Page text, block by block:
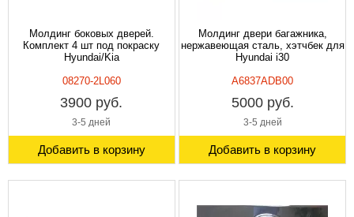
Молдинг боковых дверей.
Комплект 4 шт под покраску
Hyundai/Kia
08270-2L060
3900 руб.
3-5 дней
Добавить в корзину
Молдинг двери багажника,
нержавеющая сталь, хэтчбек для
Hyundai i30
A6837ADB00
5000 руб.
3-5 дней
Добавить в корзину